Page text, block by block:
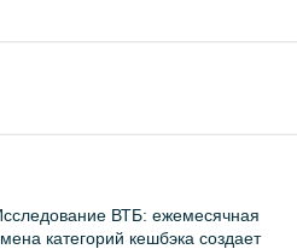
ВТБ: ежемесячная
категорий кешбэка создает